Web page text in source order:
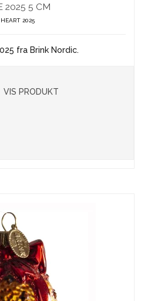
2025 5 CM
2025
fra Brink Nordic.
VIS PRODUKT